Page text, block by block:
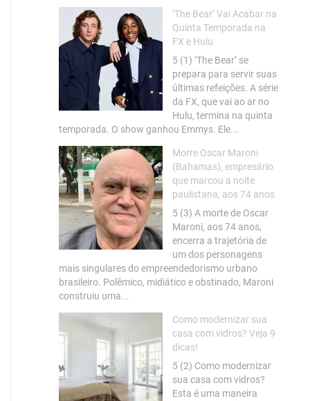
‘The Bear’ Vai Acabar na
Quinta Temporada na
FX e Hulu
5 (1) ‘The Bear’ se
prepara para servir suas
últimas refeições. A série
da FX, que vai ao ar no
Hulu, termina na quinta
temporada. O show ganhou Emmys. Ele...
Morre Oscar Maroni
(Bahamas), empresário
que marcou a noite
paulistana, aos 74 anos
5 (3) A morte de Oscar
Maroni, aos 74 anos,
encerra a trajetória de
um dos personagens
mais singulares do empreendedorismo urbano
brasileiro. Polêmico, midiático e obstinado, Maroni
construiu uma...
Como modernizar sua
casa com vidros? Veja 9
dicas!
5 (2) Como modernizar
sua casa com vidros?
Esta é uma maneira